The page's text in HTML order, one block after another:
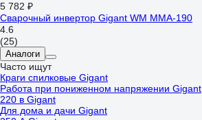
5 782 ₽
Сварочный инвертор Gigant WM MMA-190
4.6
(25)
Аналоги
Часто ищут
Краги спилковые Gigant
Работа при пониженном напряжении Gigant
220 в Gigant
Для дома и дачи Gigant